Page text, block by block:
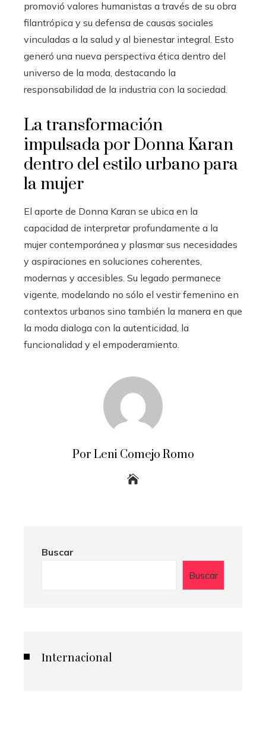
promovió valores humanistas a través de su obra
filantrópica y su defensa de causas sociales
vinculadas a la salud y al bienestar integral. Esto
generó una nueva perspectiva ética dentro del
universo de la moda, destacando la
responsabilidad de la industria con la sociedad.
La transformación
impulsada por Donna Karan
dentro del estilo urbano para
la mujer
El aporte de Donna Karan se ubica en la
capacidad de interpretar profundamente a la
mujer contemporánea y plasmar sus necesidades
y aspiraciones en soluciones coherentes,
modernas y accesibles. Su legado permanece
vigente, modelando no sólo el vestir femenino en
contextos urbanos sino también la manera en que
la moda dialoga con la autenticidad, la
funcionalidad y el empoderamiento.
Por Leni Comejo Romo
Buscar
Buscar
Internacional